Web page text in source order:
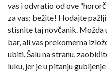
vas i odvratio od ove
za vas: bežite! Hodajte
stisnite taj novčanik. Možda
bar, ali vas prekomerna
ubiti. Šalu na stranu,
luku, jer je u pitanju